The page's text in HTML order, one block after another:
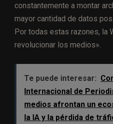
constantemente a montar
mayor cantidad de datos
Por todas estas razones, la
revolucionar los medios».
Te puede interesar:
Internacional de
medios afrontan un
la IA y la pérdida de